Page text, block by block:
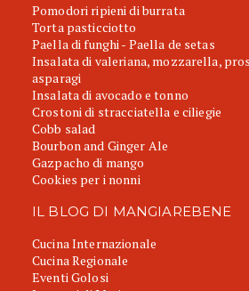
Pomodori ripieni di burrata
Torta pasticciotto
Paella di funghi - Paella de setas
Insalata di valeriana, mozzarella,
asparagi
Insalata di avocado e tonno
Crostoni di stracciatella e ciliegie
Cobb salad
Bourbon and Ginger Ale
Gazpacho di mango
Cookies per i nonni
IL BLOG DI MANGIAREBENE
Cucina Internazionale
Cucina Regionale
Eventi Golosi